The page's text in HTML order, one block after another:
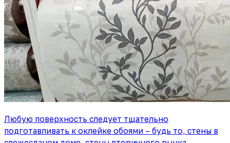
Любую поверхность следует тщательно
подготавливать к оклейке обоями – будь то, стены в